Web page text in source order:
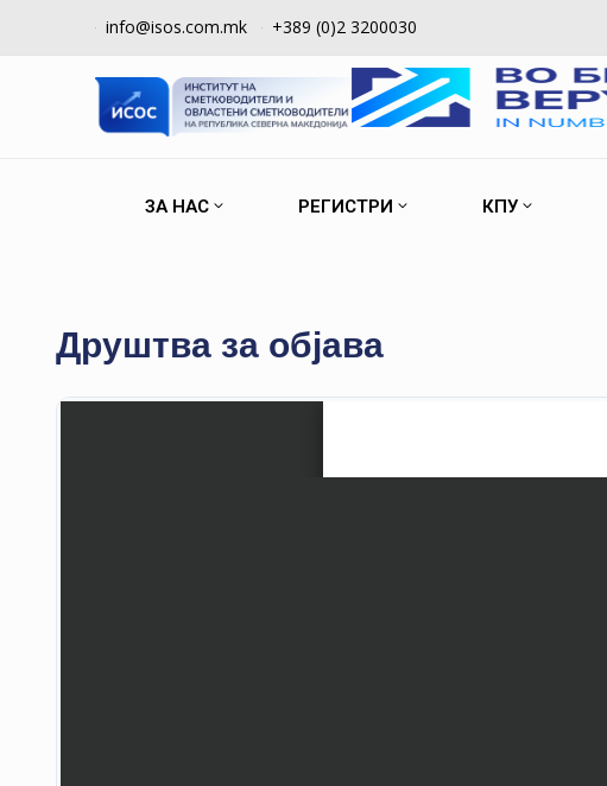
info@isos.com.mk +389 (0)2 3200030
ЗА НАС РЕГИСТРИ КПУ
Друштва за објава